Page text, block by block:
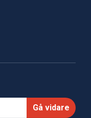
Gå vidare